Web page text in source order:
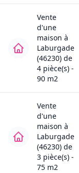
Vente
d'une
maison à
Laburgade
(46230) de
4 pièce(s) -
90 m2
Vente
d'une
maison à
Laburgade
(46230) de
3 pièce(s) -
75 m2